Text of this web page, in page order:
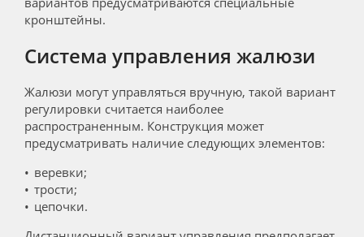
кронштейны.
Система управления жалюзи
Жалюзи могут управляться вручную, такой вариант
регулировки считается наиболее
распространенным. Конструкция может
предусматривать наличие следующих элементов:
веревки;
трости;
цепочки.